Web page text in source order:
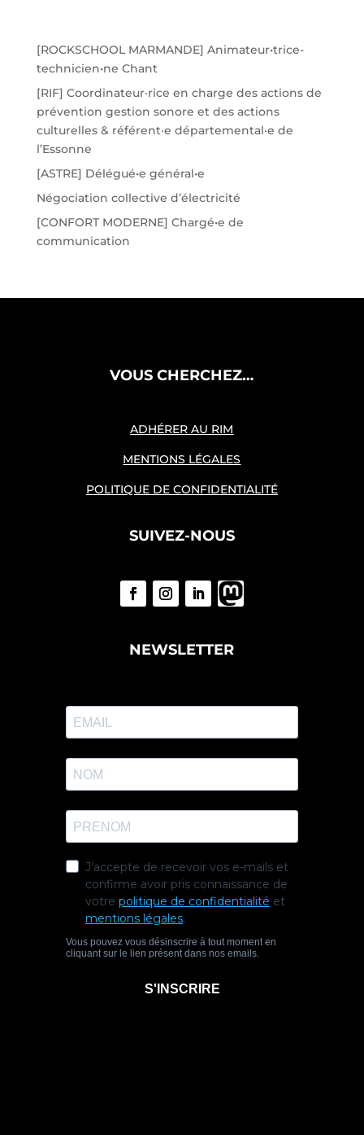
[ROCKSCHOOL MARMANDE] Animateur•trice-
technicien•ne Chant
[RIF] Coordinateur·rice en charge des actions de
prévention gestion sonore et des actions
culturelles & référent·e départemental·e de
l’Essonne
[ASTRE] Délégué•e général•e
Négociation collective d’électricité
[CONFORT MODERNE] Chargé•e de
communication
VOUS CHERCHEZ…
ADHÉRER AU RIM
MENTIONS LÉGALES
POLITIQUE DE CONFIDENTIALITÉ
SUIVEZ-NOUS
NEWSLETTER